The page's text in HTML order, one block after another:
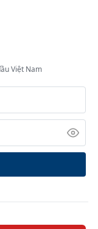
Việt Nam